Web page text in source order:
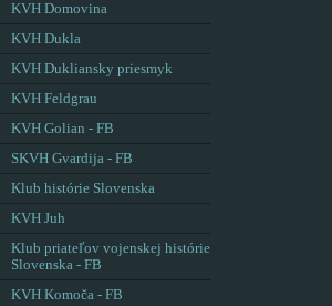
KVH Domovina
KVH Dukla
KVH Dukliansky priesmyk
KVH Feldgrau
KVH Golian - FB
SKVH Gvardija - FB
Klub histórie Slovenska
KVH Juh
Klub priateľov vojenskej histórie
Slovenska - FB
KVH Komoča - FB